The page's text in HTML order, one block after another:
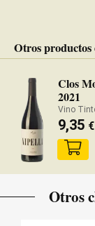
Otros productos
Clos
2021
Vino
9,35 €
Otros